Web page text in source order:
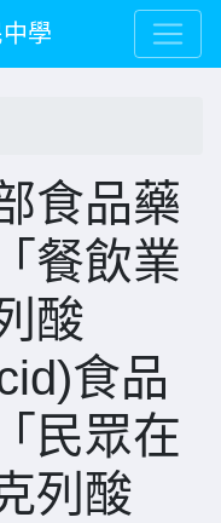
學
食品藥
餐飲業
酸
食品
民眾在
列酸